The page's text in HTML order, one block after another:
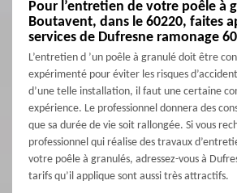
Pour l’entretien de votre poêle à
Boutavent, dans le 60220, faites
services de Dufresne ramonage
L’entretien d ’un poêle à granulé doit être
expérimenté pour éviter les risques
d’une telle installation, il faut une certaine
expérience. Le professionnel donnera des
que sa durée de vie soit rallongée. Si vous
professionnel qui réalise des travaux
votre poêle à granulés, adressez-vous à
tarifs qu’il applique sont aussi très attractifs.